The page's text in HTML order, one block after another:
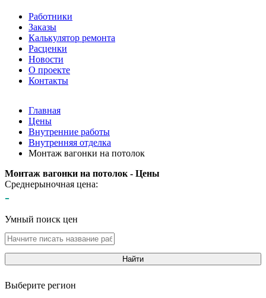
Работники
Заказы
Калькулятор ремонта
Расценки
Новости
О проекте
Контакты
Главная
Цены
Внутренние работы
Внутренняя отделка
Монтаж вагонки на потолок
Монтаж вагонки на потолок - Цены
Среднерыночная цена:
-
Умный поиск цен
Найти
Выберите регион